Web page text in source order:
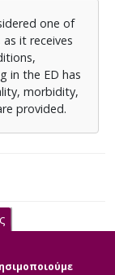
one of
it receives
in the ED has
morbidity,
provided.